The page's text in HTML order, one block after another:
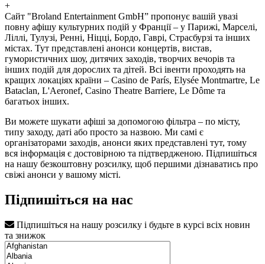
+
Сайт "Broland Entertainment GmbH” пропонує вашій увазі
повну афішу культурних подій у Франції – у Парижі, Марселі,
Ліллі, Тулузі, Ренні, Ніцці, Бордо, Гаврі, Страсбурзі та інших
містах. Тут представлені анонси концертів, вистав,
гумористичних шоу, дитячих заходів, творчих вечорів та
інших подій для дорослих та дітей. Всі івенти проходять на
кращих локаціях країни – Casino de París, Elysée Montmartre, Le
Bataclan, L'Aeronef, Casino Theatre Barriere, Le Dôme та
багатьох інших.
Ви можете шукати афіші за допомогою фільтра – по місту,
типу заходу, даті або просто за назвою. Ми самі є
організаторами заходів, анонси яких представлені тут, тому
вся інформація є достовірною та підтвердженою. Підпишіться
на нашу безкоштовну розсилку, щоб першими дізнаватись про
свіжі анонси у вашому місті.
Підпишіться на нас
Підпишіться на нашу розсилку і будьте в курсі всіх новин
та знижок